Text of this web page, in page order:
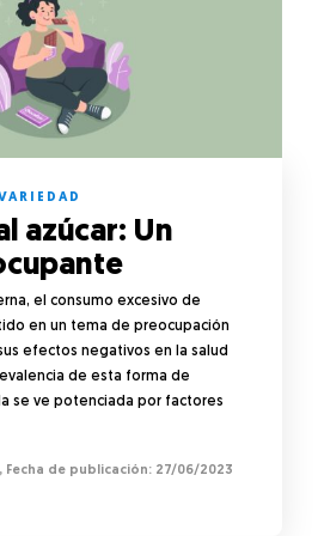
azúcar: Un
el consumo excesivo de
en un tema de preocupación
efectos negativos en la salud
de esta forma de
se ve potenciada por factores
,
27/06/2023